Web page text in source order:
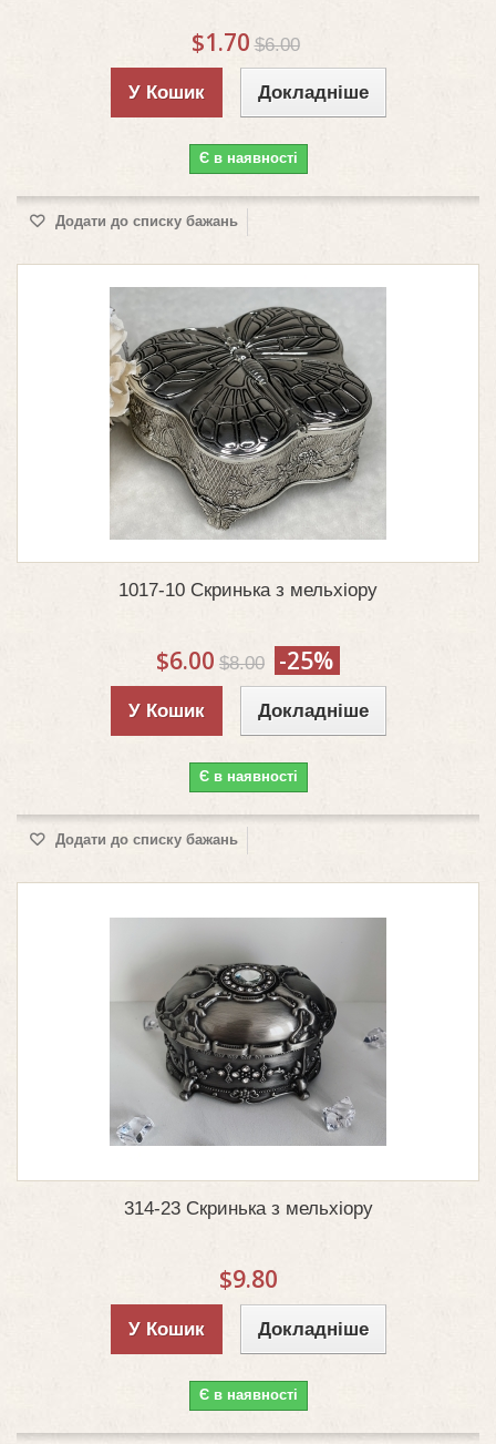
$1.70 $6.00
У Кошик Докладніше
Є в наявності
Додати до списку бажань
1017-10 Скринька з мельхіору
$6.00 $8.00 -25%
У Кошик Докладніше
Є в наявності
Додати до списку бажань
314-23 Скринька з мельхіору
$9.80
У Кошик Докладніше
Є в наявності